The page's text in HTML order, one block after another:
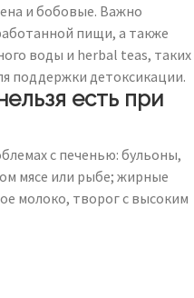
и бобовые. Важно
пищи, а также
воды и herbal teas, таких
поддержки детоксикации.
есть при
с печенью: бульоны,
мясе или рыбе; жирные
молоко, творог с высоким